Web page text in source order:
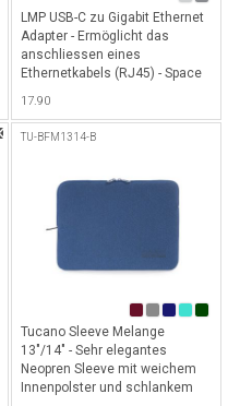
LMP USB-C zu Gigabit Ethernet
Adapter - Ermöglicht das
anschliessen eines
Ethernetkabels (RJ45) - Space
17.90
TU-BFM1314-B
Tucano Sleeve Melange
13"/14" - Sehr elegantes
Neopren Sleeve mit weichem
Innenpolster und schlankem